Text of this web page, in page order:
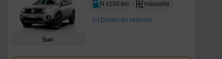
Suv
4 l/100 km
manuelle
[+] Détails du véhicule